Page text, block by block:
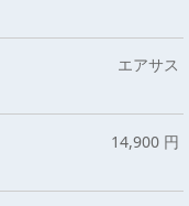
エアサス
14,900 円